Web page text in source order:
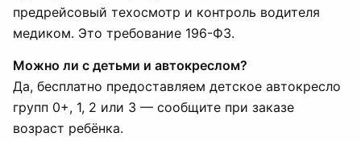
предрейсовый техосмотр и контроль водителя
медиком. Это требование 196-ФЗ.
Можно ли с детьми и автокреслом?
Да, бесплатно предоставляем детское автокресло
групп 0+, 1, 2 или 3 — сообщите при заказе
возраст ребёнка.